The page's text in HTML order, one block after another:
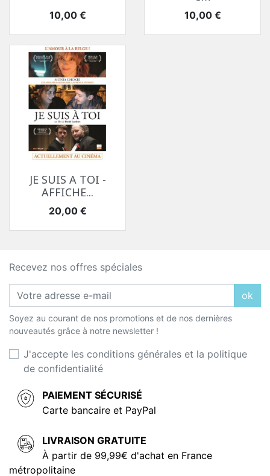
Prix
10,00 € Prix
10,00 €
JE SUIS A TOI -
AFFICHE...
Prix
20,00 €
Recevez nos offres spéciales
ok
Soyez au courant de nos promotions et de nos dernières
nouveautés grâce à notre newsletter !
J'accepte les conditions générales et la politique
de confidentialité
PAIEMENT SÉCURISÉ
Carte bancaire et PayPal
LIVRAISON GRATUITE
À partir de 99,99€ d'achat en France
métropolitaine